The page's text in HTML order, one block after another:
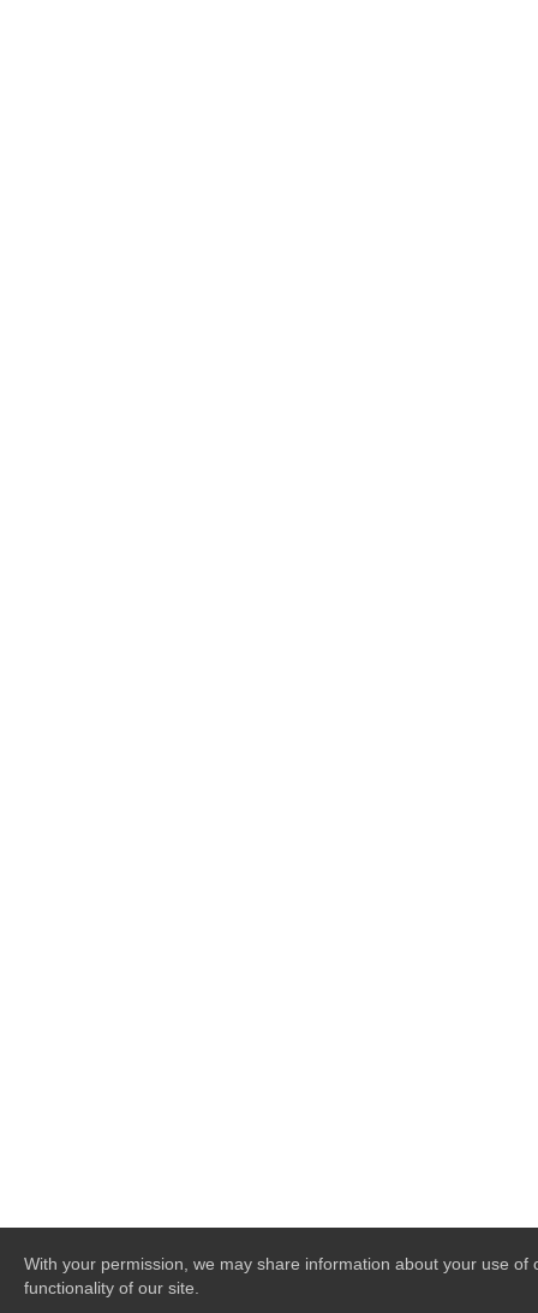
With your permission, we may share information about your use of
functionality of our site.